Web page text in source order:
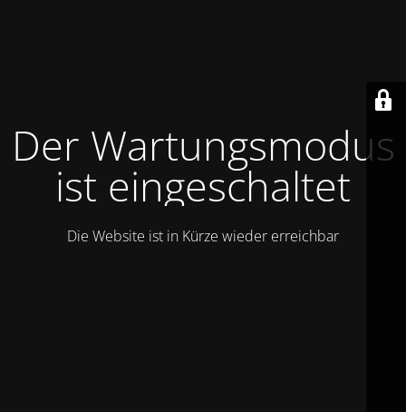
Der Wartungsmodus
ist eingeschaltet
Die Website ist in Kürze wieder erreichbar